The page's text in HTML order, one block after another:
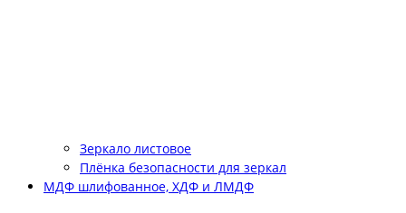
Зеркало листовое
Плёнка безопасности для зеркал
МДФ шлифованное, ХДФ и ЛМДФ